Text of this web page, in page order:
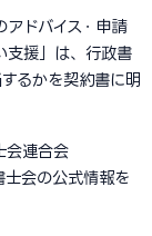
ドバイス・申請
支援」は、行政書
るかを契約書に明
会連合会
会の公式情報を